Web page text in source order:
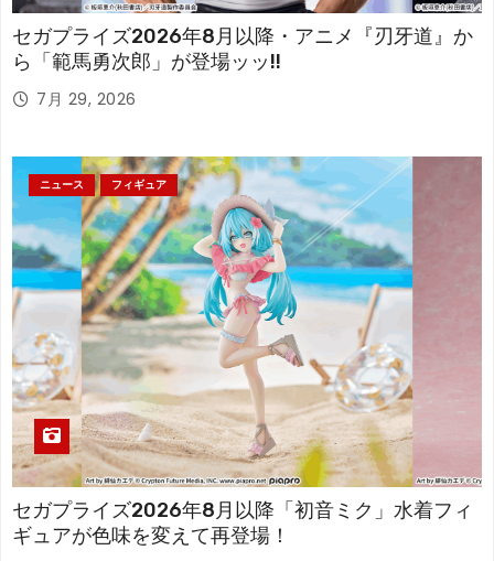
セガプライズ2026年8月以降・アニメ『刃牙道』か
ら「範馬勇次郎」が登場ッッ!!
7月 29, 2026
ニュース フィギュア
セガプライズ2026年8月以降「初音ミク」水着フィ
ギュアが色味を変えて再登場！